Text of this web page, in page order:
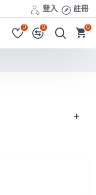
登入 註冊
0 0 0